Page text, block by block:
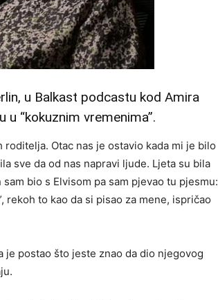
u Balkast podcastu kod Amira
“kokuznim vremenima”.
Otac nas je ostavio kada mi je bilo
sve da od nas napravi ljude. Ljeta su bila
bio s Elvisom pa sam pjevao tu pjesmu:
rekoh to kao da si pisao za mene, ispričao
je postao što jeste znao da dio njegovog